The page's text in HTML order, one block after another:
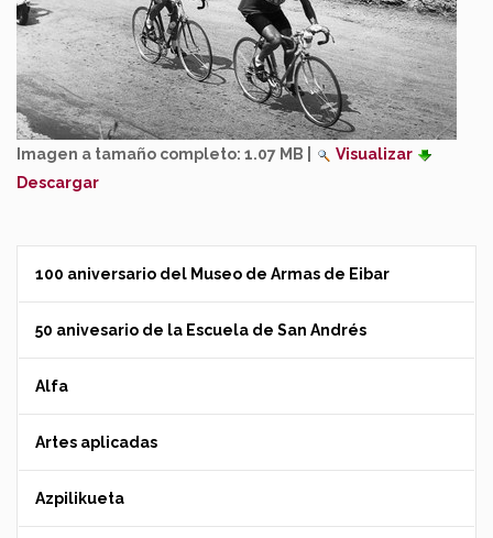
Imagen a tamaño completo: 1.07 MB
Visualizar
Descargar
100 aniversario del Museo de Armas de Eibar
50 anivesario de la Escuela de San Andrés
Alfa
Artes aplicadas
Azpilikueta